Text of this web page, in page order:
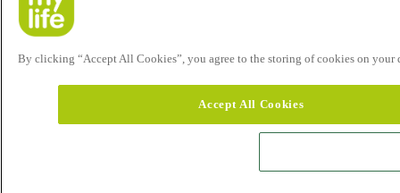
By clicking “Accept All Cookies”, you agree to the storing of cookies on your
Accept All Cookies